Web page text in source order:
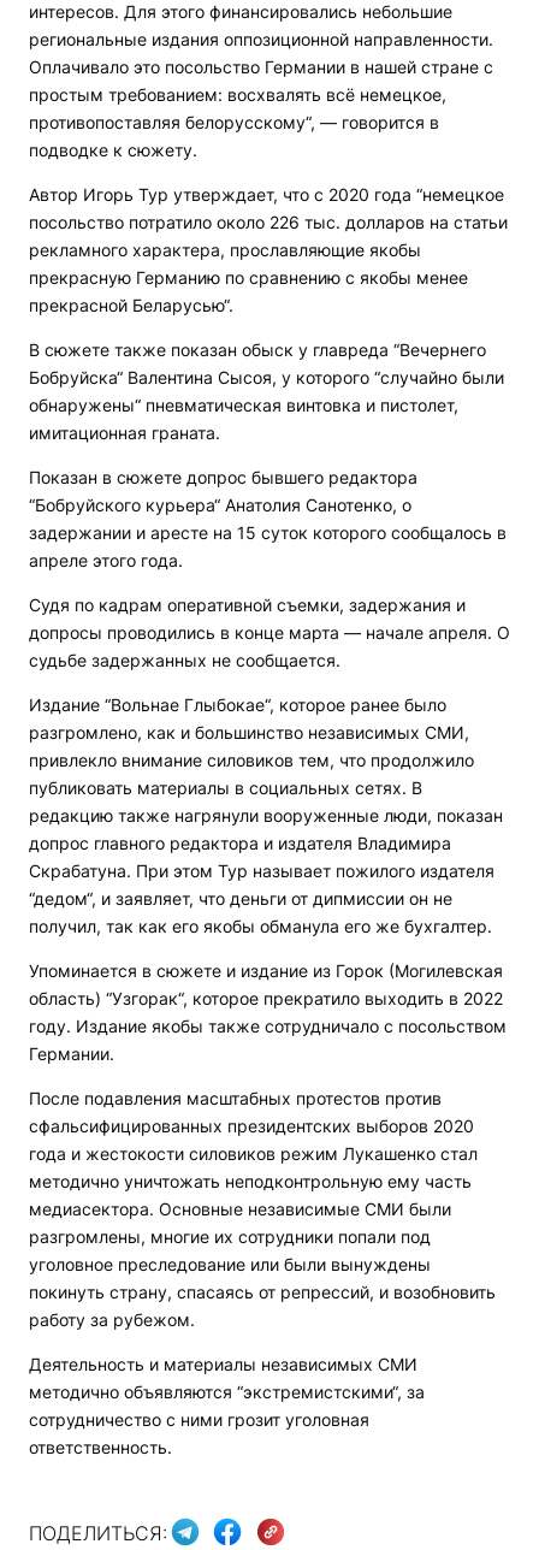
интересов. Для этого финансировались небольшие
региональные издания оппозиционной направленности.
Оплачивало это посольство Германии в нашей стране с
простым требованием: восхвалять всё немецкое,
противопоставляя белорусскому“, — говорится в
подводке к сюжету.
Автор Игорь Тур утверждает, что с 2020 года “немецкое
посольство потратило около 226 тыс. долларов на статьи
рекламного характера, прославляющие якобы
прекрасную Германию по сравнению с якобы менее
прекрасной Беларусью“.
В сюжете также показан обыск у главреда “Вечернего
Бобруйска“ Валентина Сысоя, у которого “случайно были
обнаружены“ пневматическая винтовка и пистолет,
имитационная граната.
Показан в сюжете допрос бывшего редактора
“Бобруйского курьера“ Анатолия Санотенко, о
задержании и аресте на 15 суток которого сообщалось в
апреле этого года.
Судя по кадрам оперативной съемки, задержания и
допросы проводились в конце марта — начале апреля. О
судьбе задержанных не сообщается.
Издание “Вольнае Глыбокае“, которое ранее было
разгромлено, как и большинство независимых СМИ,
привлекло внимание силовиков тем, что продолжило
публиковать материалы в социальных сетях. В
редакцию также нагрянули вооруженные люди, показан
допрос главного редактора и издателя Владимира
Скрабатуна. При этом Тур называет пожилого издателя
“дедом“, и заявляет, что деньги от дипмиссии он не
получил, так как его якобы обманула его же бухгалтер.
Упоминается в сюжете и издание из Горок (Могилевская
область) “Узгорак“, которое прекратило выходить в 2022
году. Издание якобы также сотрудничало с посольством
Германии.
После подавления масштабных протестов против
сфальсифицированных президентских выборов 2020
года и жестокости силовиков режим Лукашенко стал
методично уничтожать неподконтрольную ему часть
медиасектора. Основные независимые СМИ были
разгромлены, многие их сотрудники попали под
уголовное преследование или были вынуждены
покинуть страну, спасаясь от репрессий, и возобновить
работу за рубежом.
Деятельность и материалы независимых СМИ
методично объявляются “экстремистскими“, за
сотрудничество с ними грозит уголовная
ответственность.
ПОДЕЛИТЬСЯ: